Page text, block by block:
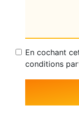
En cochant
conditions